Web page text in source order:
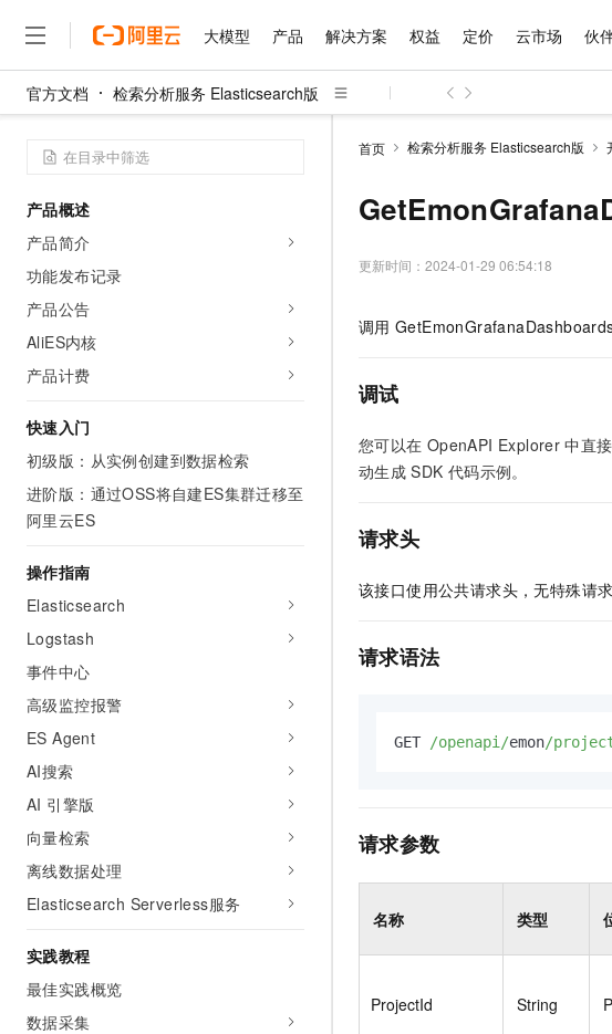
大模型 产品 解决方案 权益 定价 云市场 伙
官方文档 检索分析服务 Elasticsearch版
产品概述
产品简介
功能发布记录
产品公告
AliES内核
产品计费
快速入门
初级版：从实例创建到数据检索
进阶版：通过OSS将自建ES集群迁移至
阿里云ES
操作指南
Elasticsearch
Logstash
事件中心
高级监控报警
ES Agent
AI搜索
AI 引擎版
向量检索
离线数据处理
Elasticsearch Serverless服务
实践教程
最佳实践概览
数据采集
首页 检索分析服务 Elasticsearch版
更新时间： 2024-01-29 06:54:18
调用
调试
您可以在 OpenAPI Explorer 中直
动生成 SDK 代码示例。
请求头
该接口使用公共请求头，无特殊请
请求语法
GET /openapi/emon/
请求参数
名称 类型
ProjectId String
大模型
千问AI平台
Qwen3.8-Max
Qwen3.7-Plus
能看、能想、能动手的多模态智能体模型
Qwen3-VL-Plus
大模型服务
在线体验全尺寸、多种模态的模型效果
大模型解决方案
快速部署 Dify，高效搭建 AI 应用
依托云原生高可用架构,实现Dify私有化部署
10 分钟在聊天系统中增加一个 AI 助手
产品
精选产品
计算
容器
存储
网络与CDN
安全
中间件
数据库
媒体服务
企业服务与云通信
终端用户计算
Serverless
迁移与运维管理
专有云
精选产品
多元化、高性能、安全可靠的大模型服务
随时随地安全接入的云上超级电脑
云原生大数据计算服务 MaxCompute
面向分析的企业级SaaS模式云数据仓库
解决方案
精选解决方案
互联网应用开发
大数据
现代化应用
安全
网络
可观测
上云与迁云
企业出海
政企业务
精选解决方案
自主进化，持久记忆，越用越聪明
权益 普惠上云
推荐新用户得奖励，单订单最高返9万
高校专属算力普惠，学生认证享300元代金券
免费试用
解决方案免费试用 新老同享
最高领取价值200元试用点，立即开启云上创新
1亿+ 大模型 tokens 和 30+ 款产品免费体验
140+云产品 免费试用
大模型ACA认证体验
助力企业全员 AI 认知与能力提升
定价 产品定价
了解云产品的定价详情
云上成本管理
管理和优化成本
云市场 精选商城
多端小程序
观测云
蓝凌 OA
电子合同
Tableau 订阅
AI 开发和 AI 应用解决方案
伙伴 成为销售伙伴
咨询伙伴
销售伙伴合作计划
无影生态合作计划
Consulting Partner 合作计划
服务 售前咨询
自助服务
在线服务
短信专区
了解阿里云 为什么选择阿里云
技术领先
分析师报告
天池大赛
AI 算法大赛